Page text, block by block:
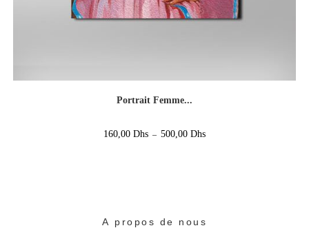
Portrait Femme...
160,00 Dhs – 500,00 Dhs
A propos de nous